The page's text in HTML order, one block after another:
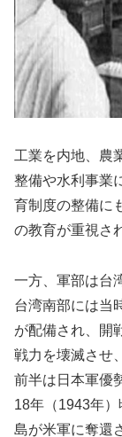
工業を内地、農
整備や水利事業
育制度の整備に
の教育が重視さ
一方、軍部は台
台湾南部には当
が配備され、開
戦力を壊滅させ
前半は日本軍優
18年（1943年
島が米軍に奪還